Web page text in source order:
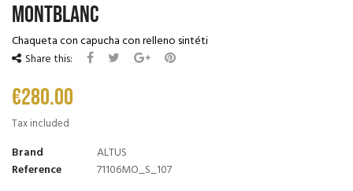
MONTBLANC
Chaqueta con capucha con relleno sintéti
Share this:
€280.00
Tax included
Brand
ALTUS
Reference
71106MO_S_107